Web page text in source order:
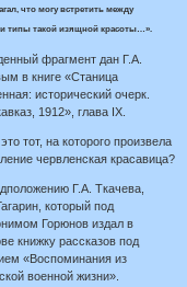
что могу встретить между
типы такой изящной красоты…».
фрагмент дан Г.А.
в книге «Станица
исторический очерк.
1912», глава IX.
тот, на которого произвела
червленская красавица?
Г.А. Ткачева,
который под
Горюнов издал в
книжку рассказов под
«Воспоминания из
военной жизни».